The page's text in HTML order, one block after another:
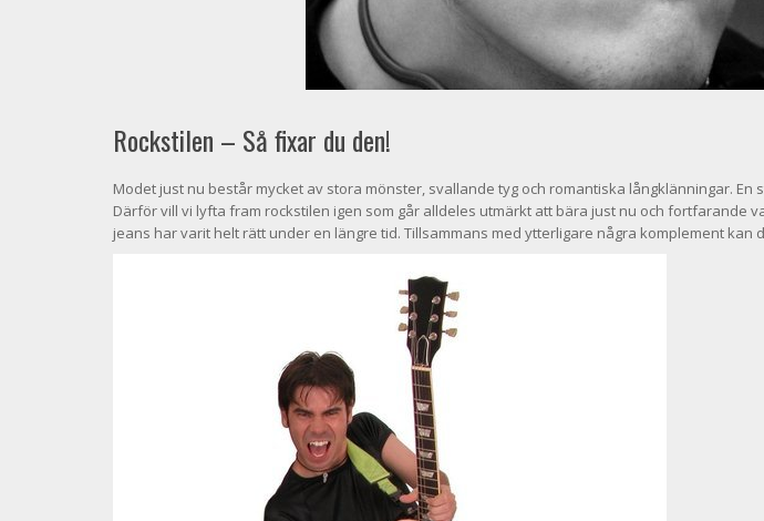
Rockstilen – Så fixar du den!
Modet just nu består mycket av stora mönster, svallande tyg och romantiska långklänningar. En
Därför vill vi lyfta fram rockstilen igen som går alldeles utmärkt att bära just nu och fortfarande
jeans har varit helt rätt under en längre tid. Tillsammans med ytterligare några komplement kan